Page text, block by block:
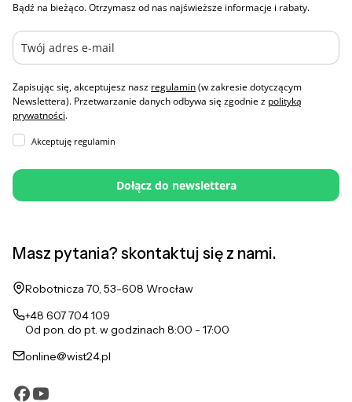
Bądź na bieżąco. Otrzymasz od nas najświeższe informacje i rabaty.
Zapisując się, akceptujesz nasz regulamin(w zakresie dotyczącym
Newslettera). Przetwarzanie danych odbywa się zgodnie z polityką
prywatności.
Akceptuję regulamin
Dołącz do newslettera
Masz pytania? skontaktuj się z nami.
Adres:
Robotnicza 70, 53-608 Wrocław
+48 607 704 109
Od pon. do pt. w godzinach 8:00 - 17:00
online@wist24.pl